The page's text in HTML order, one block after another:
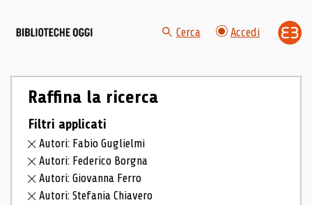
Cerca Accedi
Raffina la ricerca
Filtri applicati
Autori: Fabio Guglielmi
Autori: Federico Borgna
Autori: Giovanna Ferro
Autori: Stefania Chiavero